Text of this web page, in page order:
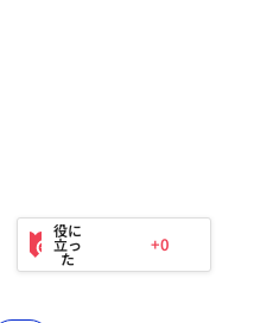
+0